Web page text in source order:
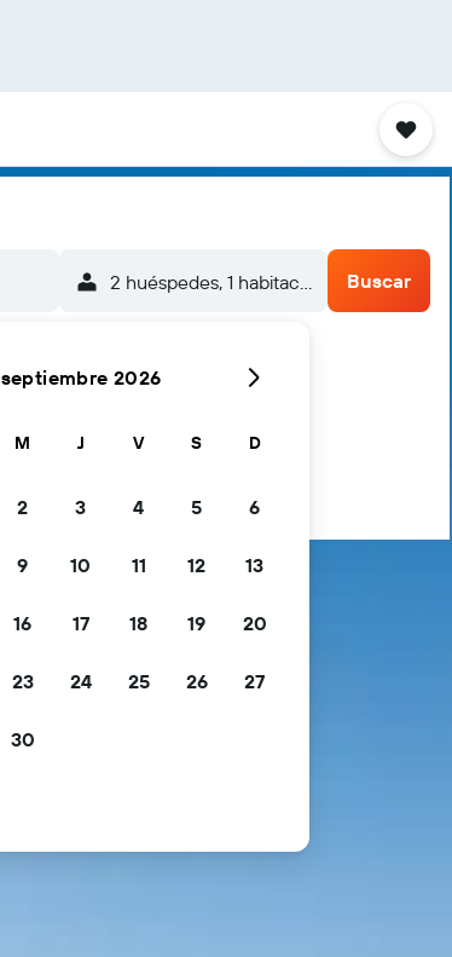
2 huéspedes, 1 habitación Buscar
septiembre 2026
M J V S D
2 3 4 5 6
9 10 11 12 13
16 17 18 19 20
23 24 25 26 27
30